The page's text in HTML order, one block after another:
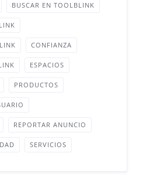
BUSCAR EN TOOLBLINK
CONFIANZA
ESPACIOS
PRODUCTOS
REPORTAR ANUNCIO
SERVICIOS